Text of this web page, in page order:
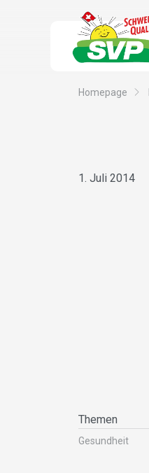
Homepage
1. Juli 2014
Themen
Gesundheit